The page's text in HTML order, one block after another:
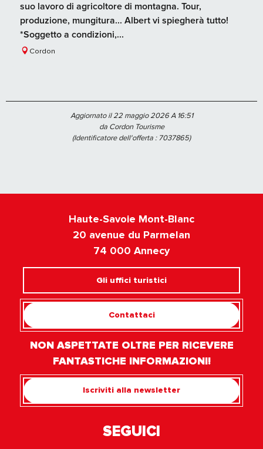
suo lavoro di agricoltore di montagna. Tour,
produzione, mungitura... Albert vi spiegherà tutto!
*Soggetto a condizioni,...
Cordon
Aggiornato il 22 maggio 2026 A 16:51
da Cordon Tourisme
(Identificatore dell'offerta :7037865)
Haute-Savoie Mont-Blanc
20 avenue du Parmelan
74 000 Annecy
Gli uffici turistici
Contattaci
NON ASPETTATE OLTRE PER RICEVERE
FANTASTICHE INFORMAZIONI!
Iscriviti alla newsletter
SEGUICI